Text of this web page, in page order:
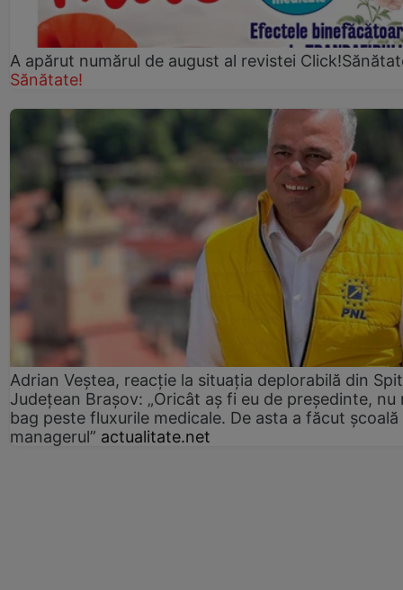
A apărut numărul de august al revistei
Sănătate!
Adrian Veștea, reacție la situația deplorabilă din
Județean Brașov: „Oricât aș fi eu de președinte, nu
bag peste fluxurile medicale. De asta a făcut școală
managerul” actualitate.net